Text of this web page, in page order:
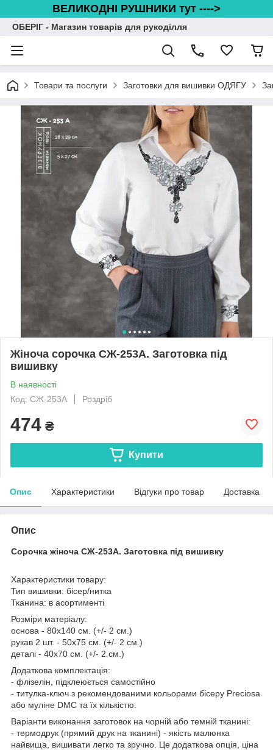
ВЕЛИКОДНІ РУШНИКИ тут ---->
ОБЕРІГ - Магазин товарів для рукоділля
Товари та послуги Заготовки для вишивки ОДЯГУ
Жіноча сорочка СЖ-253А. Заготовка під
вишивку
В наявності
Код: СЖ-253А
Роздріб
474 ₴
Купити
Опис Характеристики Відгуки про товар Доставка
Опис
Сорочка жіноча СЖ-253А. Заготовка під вишивку
Характеристики товару:
Тип вишивки: бісер/нитка
Тканина: в асортименті
Розміри матеріалу:
основа - 80х140 см. (+/- 2 см.)
рукав 2 шт. - 50х75 см. (+/- 2 см.)
деталі - 40х70 см. (+/- 2 см.)
Додаткова комплектація:
- флізелін, підклеюється самостійно
- титулка-ключ з рекомендованими кольорами бісеру Preciosa
або муліне DMC та їх кількістю.
Варіанти виконання заготовок на чорній або темній тканині:
- термодрук (прямий друк на тканині) - якість малюнка
найвища, вишивати легко та зручно. Це додаткова опція, ціна